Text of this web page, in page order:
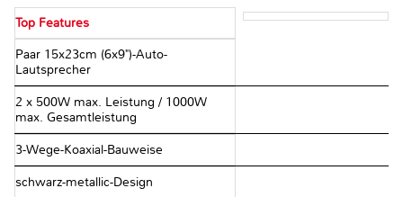
Top Features
Paar 15x23cm (6x9")-Auto-
Lautsprecher
2 x 500W max. Leistung / 1000W
max. Gesamtleistung
3-Wege-Koaxial-Bauweise
schwarz-metallic-Design